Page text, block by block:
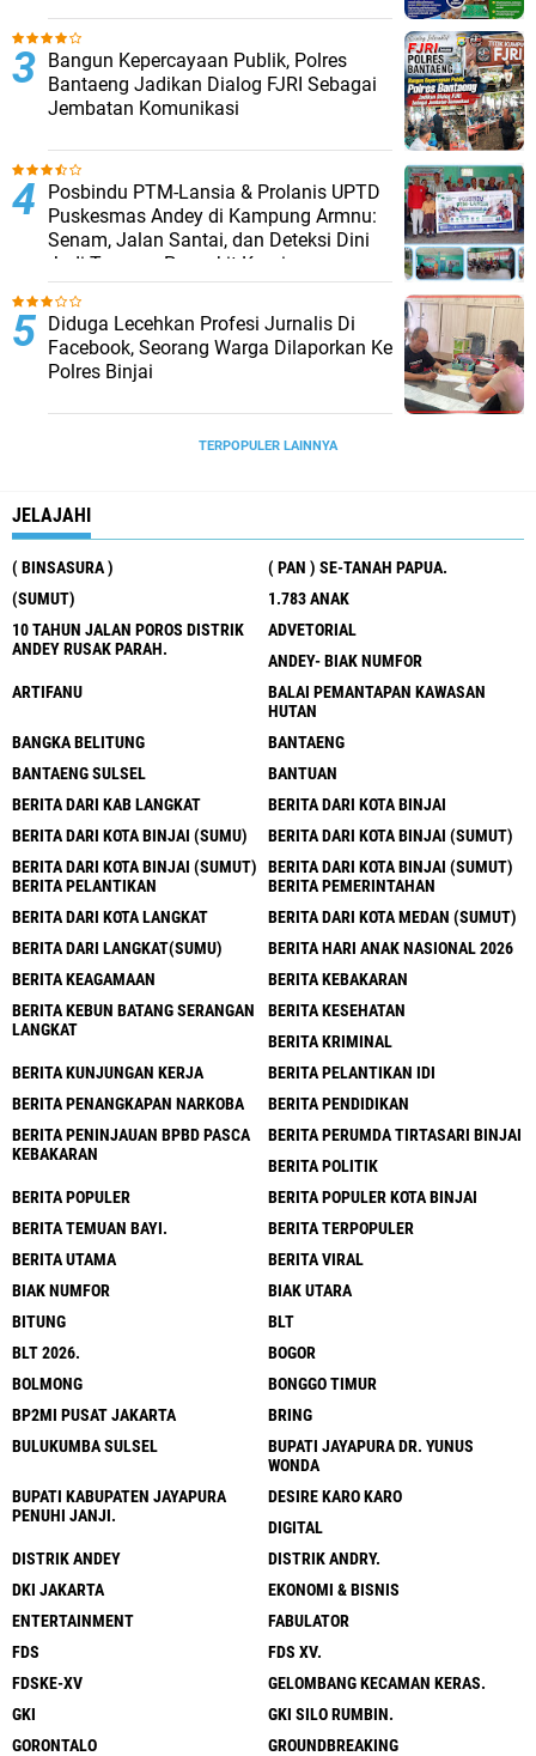
Bangun Kepercayaan Publik, Polres
Bantaeng Jadikan Dialog FJRI Sebagai
Jembatan Komunikasi
Posbindu PTM-Lansia & Prolanis UPTD
Puskesmas Andey di Kampung Armnu:
Senam, Jalan Santai, dan Deteksi Dini
Jadi Tameng Penyakit Kronis
Diduga Lecehkan Profesi Jurnalis Di
Facebook, Seorang Warga Dilaporkan Ke
Polres Binjai
TERPOPULER LAINNYA
JELAJAHI
( BINSASURA )
( PAN ) SE-TANAH PAPUA.
(SUMUT)
1.783 ANAK
10 TAHUN JALAN POROS DISTRIK
ANDEY RUSAK PARAH.
ADVETORIAL
ANDEY- BIAK NUMFOR
ARTIFANU
BALAI PEMANTAPAN KAWASAN
HUTAN
BANGKA BELITUNG
BANTAENG
BANTAENG SULSEL
BANTUAN
BERITA DARI KAB LANGKAT
BERITA DARI KOTA BINJAI
BERITA DARI KOTA BINJAI (SUMU)
BERITA DARI KOTA BINJAI (SUMUT)
BERITA DARI KOTA BINJAI (SUMUT)
BERITA PELANTIKAN
BERITA DARI KOTA BINJAI (SUMUT)
BERITA PEMERINTAHAN
BERITA DARI KOTA LANGKAT
BERITA DARI KOTA MEDAN (SUMUT)
BERITA DARI LANGKAT(SUMU)
BERITA HARI ANAK NASIONAL 2026
BERITA KEAGAMAAN
BERITA KEBAKARAN
BERITA KEBUN BATANG SERANGAN
LANGKAT
BERITA KESEHATAN
BERITA KRIMINAL
BERITA KUNJUNGAN KERJA
BERITA PELANTIKAN IDI
BERITA PENANGKAPAN NARKOBA
BERITA PENDIDIKAN
BERITA PENINJAUAN BPBD PASCA
KEBAKARAN
BERITA PERUMDA TIRTASARI BINJAI
BERITA POLITIK
BERITA POPULER
BERITA POPULER KOTA BINJAI
BERITA TEMUAN BAYI.
BERITA TERPOPULER
BERITA UTAMA
BERITA VIRAL
BIAK NUMFOR
BIAK UTARA
BITUNG
BLT
BLT 2026.
BOGOR
BOLMONG
BONGGO TIMUR
BP2MI PUSAT JAKARTA
BRING
BULUKUMBA SULSEL
BUPATI JAYAPURA DR. YUNUS
WONDA
BUPATI KABUPATEN JAYAPURA
PENUHI JANJI.
DESIRE KARO KARO
DIGITAL
DISTRIK ANDEY
DISTRIK ANDRY.
DKI JAKARTA
EKONOMI & BISNIS
ENTERTAINMENT
FABULATOR
FDS
FDS XV.
FDSKE-XV
GELOMBANG KECAMAN KERAS.
GKI
GKI SILO RUMBIN.
GORONTALO
GROUNDBREAKING